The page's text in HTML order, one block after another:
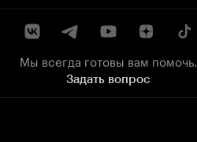
Мы всегда готовы вам помочь.
Задать вопрос